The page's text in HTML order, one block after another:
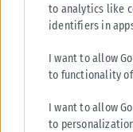
to analytics like
identifiers in
I want to allow
to functionality
I want to allow
to